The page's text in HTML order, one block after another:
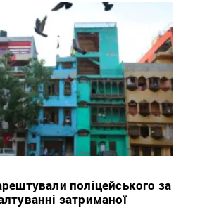
поліцейського за
затриманої